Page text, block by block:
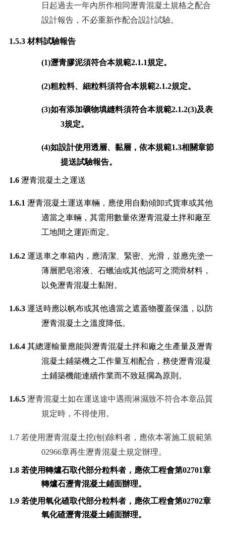
日起過去一年內所作相同瀝青混凝土規格之配合
設計報告，不必重新作配合設計試驗。
1.5.3材料試驗報告
(1)瀝青膠泥須符合本規範2.1.1規定。
(2)粗粒料、細粒料須符合本規範2.1.2規定。
(3)如有添加礦物填縫料須符合本規範2.1.2(3)及表
3規定。
(4)如設計使用透層、黏層，依本規範1.3相關章節
提送試驗報告。
1.6 瀝青混凝土之運送
1.6.1 瀝青混凝土運送車輛，應使用自動傾卸式貨車或其他
適當之車輛，其需用數量依瀝青混凝土拌和廠至
工地間之運距而定。
1.6.2 運送車之車箱內，應清潔、緊密、光滑，並應先塗一
薄層肥皂溶液、石蠟油或其他認可之潤滑材料，
以免瀝青混凝土黏附。
1.6.3 運送時應以帆布或其他適當之遮蓋物覆蓋保溫，以防
瀝青混凝土之溫度降低。
1.6.4 其總運輸量應能與瀝青混凝土拌和廠之生產量及瀝青
混凝土鋪築機之工作量互相配合，務使瀝青混凝
土鋪築機能連續作業而不致延擱為原則。
1.6.5 瀝青混凝土如在運送途中遇雨淋濕致不符合本章品質
規定時，不得使用。
1.7 若使用瀝青混凝土挖(刨 )除料者，應依本署施工規範第
02966章再生瀝青混凝土規定辦理。
1.8 若使用轉爐石取代部分粒料者，應依工程會第02701章
轉爐石瀝青混凝土鋪面辦理。
1.9 若使用氧化碴取代部分粒料者，應依工程會第02702章
氧化碴瀝青混凝土鋪面辦理。